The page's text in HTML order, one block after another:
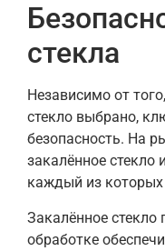
стекла
Независимо от
стекло выбрано,
безопасность. На
закалённое стекло
каждый из
Закалённое
обработке